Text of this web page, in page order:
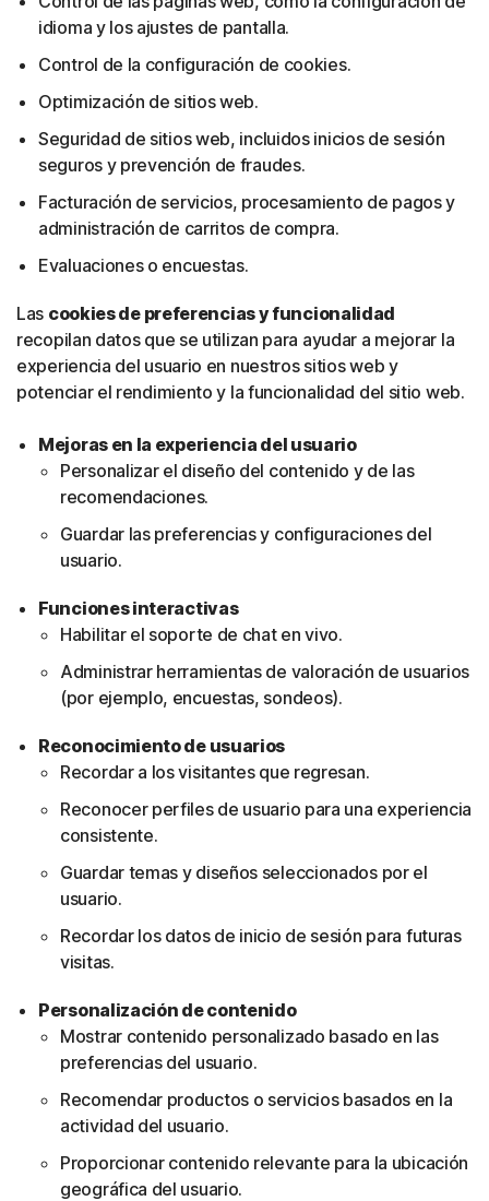
idioma y los ajustes de pantalla.
Control de la configuración de cookies.
Optimización de sitios web.
Seguridad de sitios web, incluidos inicios de sesión
seguros y prevención de fraudes.
Facturación de servicios, procesamiento de pagos y
administración de carritos de compra.
Evaluaciones o encuestas.
Las cookies de preferencias y funcionalidad
recopilan datos que se utilizan para ayudar a mejorar la
experiencia del usuario en nuestros sitios web y
potenciar el rendimiento y la funcionalidad del sitio web.
Mejoras en la experiencia del usuario
Personalizar el diseño del contenido y de las
recomendaciones.
Guardar las preferencias y configuraciones del
usuario.
Funciones interactivas
Habilitar el soporte de chat en vivo.
Administrar herramientas de valoración de usuarios
(por ejemplo, encuestas, sondeos).
Reconocimiento de usuarios
Recordar a los visitantes que regresan.
Reconocer perfiles de usuario para una experiencia
consistente.
Guardar temas y diseños seleccionados por el
usuario.
Recordar los datos de inicio de sesión para futuras
visitas.
Personalización de contenido
Mostrar contenido personalizado basado en las
preferencias del usuario.
Recomendar productos o servicios basados en la
actividad del usuario.
Proporcionar contenido relevante para la ubicación
geográfica del usuario.